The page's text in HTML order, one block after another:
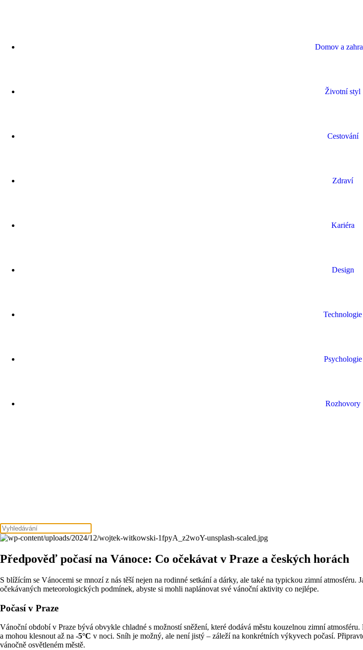
Domov a
Životní styl
Cestování
Zdraví
Kariéra
Design
Technologie
Psychologie
Rozhovory
Předpověď počasí na Vánoce: Co očekávat v Praze a českých horách
S blížícím se Vánocemi se mnozí z nás těší nejen na rodinné setkání a dárky, ale také na typickou zimní atmosféru.
očekávaných meteorologických podmínek, abyste si mohli naplánovat své vánoční aktivity co nejlépe.
Počasí v Praze
Vánoční období v Praze bývá obvykle chladné s možností sněžení, které dodává městu kouzelnou zimní
a mohou klesnout až na -5°C v noci. Sníh je možný, ale není jistý – záleží na konkrétních výkyvech počasí.
vánočně osvětleném městě.